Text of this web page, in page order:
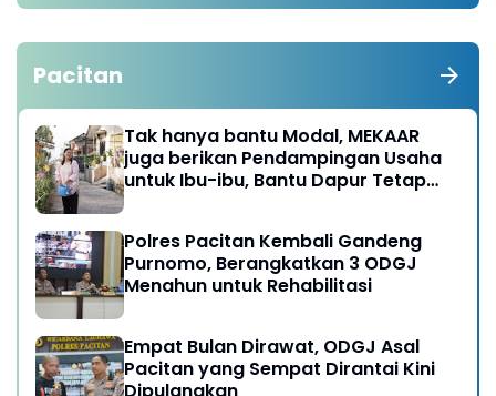
Pacitan
Tak hanya bantu Modal, MEKAAR
juga berikan Pendampingan Usaha
untuk Ibu-ibu, Bantu Dapur Tetap
Polres Pacitan Kembali Gandeng
Purnomo, Berangkatkan 3 ODGJ
Menahun untuk Rehabilitasi
Empat Bulan Dirawat, ODGJ Asal
Pacitan yang Sempat Dirantai Kini
Dipulangkan